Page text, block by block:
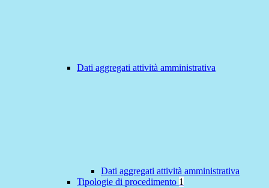
Dati aggregati attività amministrativa
Dati aggregati attività amministrativa
Tipologie di procedimento 1